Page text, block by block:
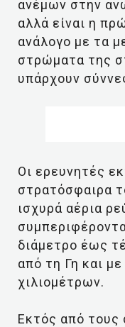
ανέμων στην
αλλά είναι η
ανάλογο με τα
στρώματα της
υπάρχουν
Οι ερευνητές
στρατόσφαιρα
ισχυρά αέρια
διάμετρο έως
από τη Γη και
χιλιομέτρων.
Εκτός από τους